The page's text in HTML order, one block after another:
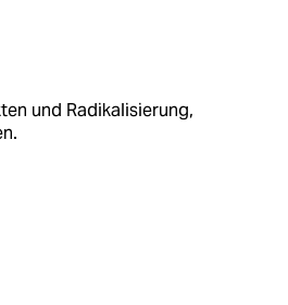
und Radikalisierung,